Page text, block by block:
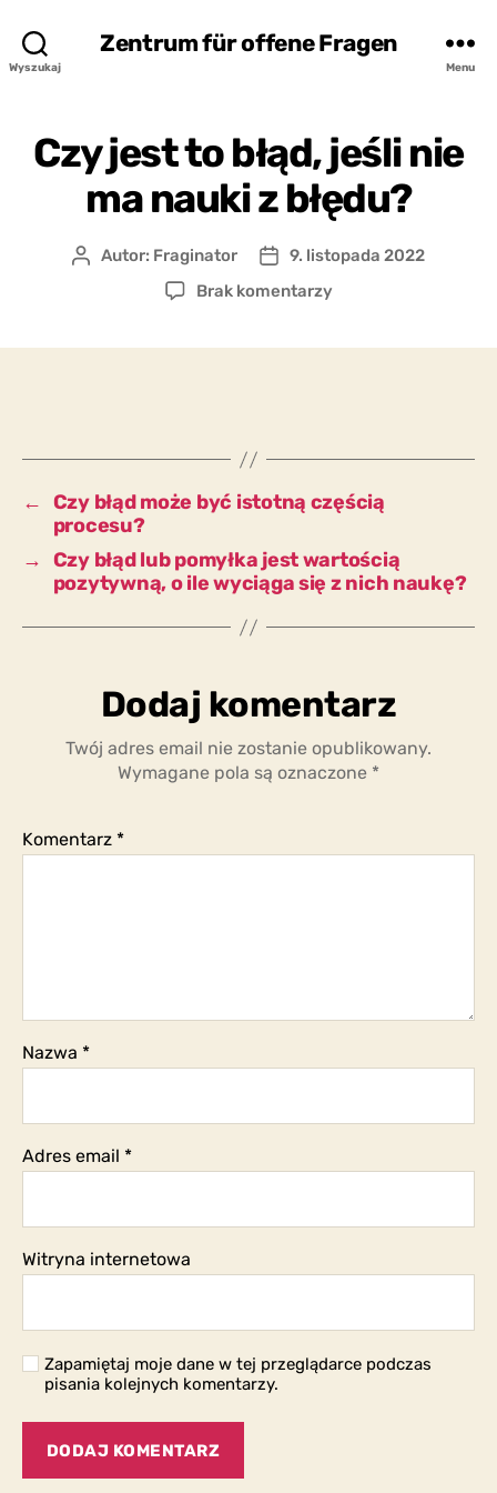
Wyszukaj
Zentrum für offene Fragen
Menu
Czy jest to błąd, jeśli nie
ma nauki z błędu?
AutorAutor: Fraginator
Data
wpisu
9. listopada 2022
Brak komentarzydo
ma
z
← Czy błąd może być istotną częścią
procesu?
→ Czy błąd lub pomyłka jest wartością
pozytywną, o ile wyciąga się z nich naukę?
Dodaj komentarz
Twój adres email nie zostanie opublikowany.
Wymagane pola są oznaczone *
Komentarz *
Nazwa *
Adres email *
Witryna internetowa
Zapamiętaj moje dane w tej przeglądarce podczas
pisania kolejnych komentarzy.